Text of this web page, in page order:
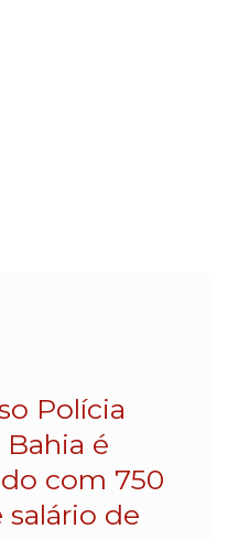
Polícia
é
com 750
salário de